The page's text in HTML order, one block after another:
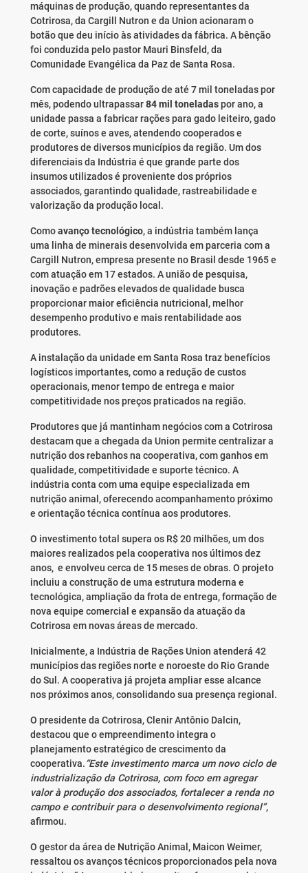
máquinas de produção, quando representantes da
Cotrirosa, da Cargill Nutron e da Union acionaram o
botão que deu início às atividades da fábrica. A bênção
foi conduzida pelo pastor Mauri Binsfeld, da
Comunidade Evangélica da Paz de Santa Rosa.
Com capacidade de produção de até 7 mil toneladas por
mês, podendo ultrapassar84 mil toneladaspor ano, a
unidade passa a fabricar rações para gado leiteiro, gado
de corte, suínos e aves, atendendo cooperados e
produtores de diversos municípios da região. Um dos
diferenciais da Indústria é que grande parte dos
insumos utilizados é proveniente dos próprios
associados, garantindo qualidade, rastreabilidade e
valorização da produção local.
Comoavanço tecnológico, a indústria também lança
uma linha de minerais desenvolvida em parceria com a
Cargill Nutron, empresa presente no Brasil desde 1965 e
com atuação em 17 estados. A união de pesquisa,
inovação e padrões elevados de qualidade busca
proporcionar maior eficiência nutricional, melhor
desempenho produtivo e mais rentabilidade aos
produtores.
A instalação da unidade em Santa Rosa traz benefícios
logísticos importantes, como a redução de custos
operacionais, menor tempo de entrega e maior
competitividade nos preços praticados na região.
Produtores que já mantinham negócios com a Cotrirosa
destacam que a chegada da Union permite centralizar a
nutrição dos rebanhos na cooperativa, com ganhos em
qualidade, competitividade e suporte técnico. A
indústria conta com uma equipe especializada em
nutrição animal, oferecendo acompanhamento próximo
e orientação técnica contínua aos produtores.
O investimento total supera os R$ 20 milhões, um dos
maiores realizados pela cooperativa nos últimos dez
anos, e envolveu cerca de 15 meses de obras. O projeto
incluiu a construção de uma estrutura moderna e
tecnológica, ampliação da frota de entrega, formação de
nova equipe comercial e expansão da atuação da
Cotrirosa em novas áreas de mercado.
Inicialmente, a Indústria de Rações Union atenderá 42
municípios das regiões norte e noroeste do Rio Grande
do Sul. A cooperativa já projeta ampliar esse alcance
nos próximos anos, consolidando sua presença regional.
O presidente da Cotrirosa, Clenir Antônio Dalcin,
destacou que o empreendimento integra o
planejamento estratégico de crescimento da
cooperativa.“Este investimento marca um novo ciclo de
industrialização da Cotrirosa, com foco em agregar
valor à produção dos associados, fortalecer a renda no
campo e contribuir para o desenvolvimento regional”,
afirmou.
O gestor da área de Nutrição Animal, Maicon Weimer,
ressaltou os avanços técnicos proporcionados pela nova